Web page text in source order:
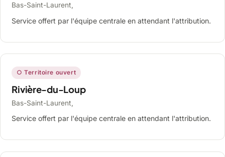
Bas-Saint-Laurent,
Service offert par l'équipe centrale en attendant l'attribution.
○ Territoire ouvert
Rivière-du-Loup
Bas-Saint-Laurent,
Service offert par l'équipe centrale en attendant l'attribution.